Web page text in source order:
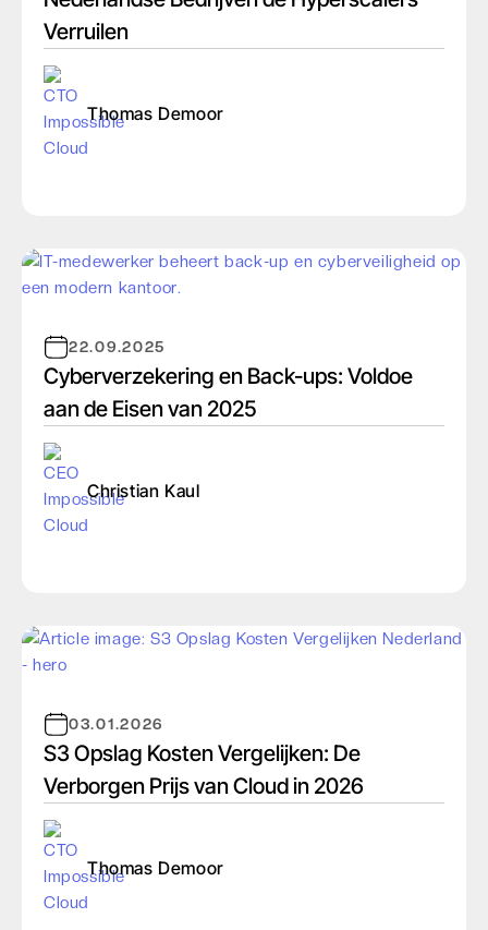
Verruilen
Thomas Demoor
22.09.2025
Cyberverzekering en Back-ups: Voldoe
aan de Eisen van 2025
Christian Kaul
03.01.2026
S3 Opslag Kosten Vergelijken: De
Verborgen Prijs van Cloud in 2026
Thomas Demoor